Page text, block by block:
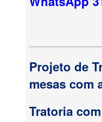
Projeto de
mesas com
Tratoria